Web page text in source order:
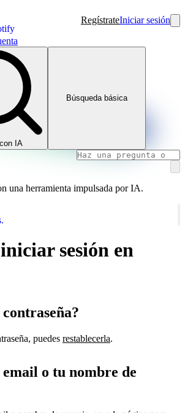
RegístrateIniciar sesión
IA
Búsqueda básica
una herramienta impulsada por IA.
sesión en
puedes restablecerla.
o tu nombre de